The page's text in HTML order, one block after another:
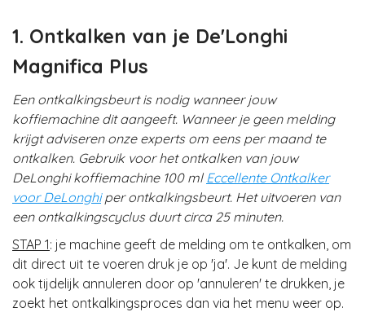
1. Ontkalken van je De'Longhi
Magnifica Plus
Een ontkalkingsbeurt is nodig wanneer jouw
koffiemachine dit aangeeft. Wanneer je geen melding
krijgt adviseren onze experts om eens per maand te
ontkalken. Gebruik voor het ontkalken van jouw
DeLonghi koffiemachine 100 ml Eccellente Ontkalker
voor DeLonghiper ontkalkingsbeurt. Het uitvoeren van
een ontkalkingscyclus duurt circa 25 minuten.
STAP 1: je machine geeft de melding om te ontkalken, om
dit direct uit te voeren druk je op 'ja'. Je kunt de melding
ook tijdelijk annuleren door op 'annuleren' te drukken, je
zoekt het ontkalkingsproces dan via het menu weer op.